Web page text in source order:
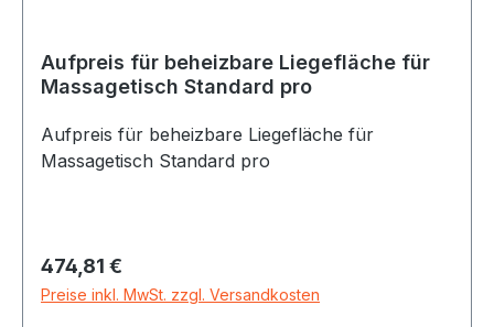
Aufpreis für beheizbare Liegefläche für
Massagetisch Standard pro
Aufpreis für beheizbare Liegefläche für
Massagetisch Standard pro
Regulärer Preis:
474,81 €
Preise inkl. MwSt. zzgl. Versandkosten